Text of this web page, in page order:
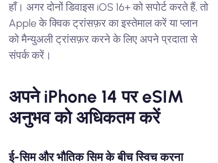
हाँ। अगर दोनों डिवाइस iOS 16+ को सपोर्ट करते हैं, तो
Apple के क्विक ट्रांसफ़र का इस्तेमाल करें या प्लान
को मैन्युअली ट्रांसफ़र करने के लिए अपने प्रदाता से
संपर्क करें।
अपने iPhone 14 पर eSIM
अनुभव को अधिकतम करें
ई-सिम और भौतिक सिम के बीच स्विच करना